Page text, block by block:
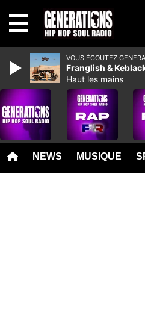
NEWS MUSIQUE
VOUS ÉCOUTEZ
Franglish &
Haut les mains